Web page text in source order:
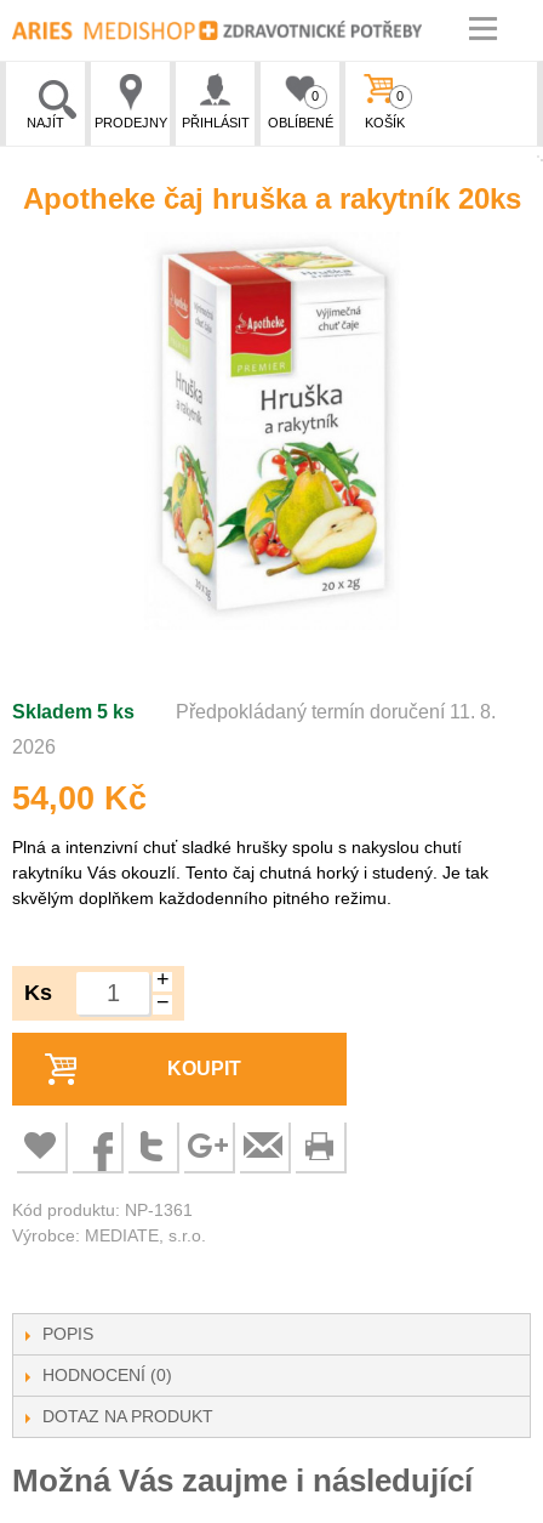
NAJÍT PRODEJNY PŘIHLÁSIT OBLÍBENÉ
0
KOŠÍK
0
Apotheke čaj hruška a rakytník 20ks
Skladem 5 ks
Předpokládaný termín doručení 11. 8.
2026
54,00 Kč
Plná a intenzivní chuť sladké hrušky spolu s nakyslou chutí
rakytníku Vás okouzlí. Tento čaj chutná horký i studený. Je tak
skvělým doplňkem každodenního pitného režimu.
Ks
+
−
KOUPIT
Kód produktu: NP-1361
Výrobce: MEDIATE, s.r.o.
POPIS
HODNOCENÍ (0)
DOTAZ NA PRODUKT
Možná Vás zaujme i následující